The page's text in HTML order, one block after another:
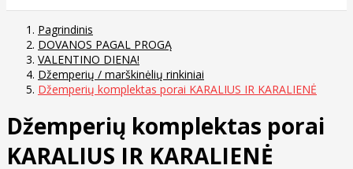
Pagrindinis
DOVANOS PAGAL PROGĄ
VALENTINO DIENA!
Džemperių / marškinėlių rinkiniai
Džemperių komplektas porai KARALIUS IR KARALIENĖ
Džemperių komplektas porai
KARALIUS IR KARALIENĖ